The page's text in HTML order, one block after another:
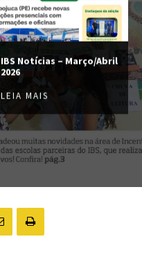
IBS Notícias – Março/Abril
2026
LEIA MAIS